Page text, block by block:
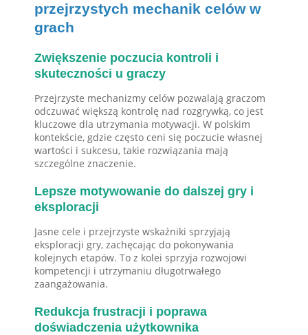
przejrzystych mechanik celów w
grach
Zwiększenie poczucia kontroli i
skuteczności u graczy
Przejrzyste mechanizmy celów pozwalają graczom
odczuwać większą kontrolę nad rozgrywką, co jest
kluczowe dla utrzymania motywacji. W polskim
kontekście, gdzie często ceni się poczucie własnej
wartości i sukcesu, takie rozwiązania mają
szczególne znaczenie.
Lepsze motywowanie do dalszej gry i
eksploracji
Jasne cele i przejrzyste wskaźniki sprzyjają
eksploracji gry, zachęcając do pokonywania
kolejnych etapów. To z kolei sprzyja rozwojowi
kompetencji i utrzymaniu długotrwałego
zaangażowania.
Redukcja frustracji i poprawa
doświadczenia użytkownika